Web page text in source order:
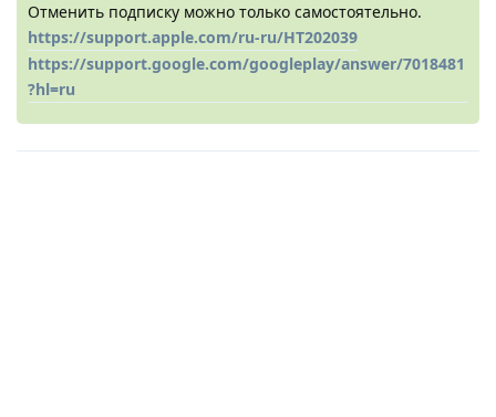
Отменить подписку можно только самостоятельно.
https://support.apple.com/ru-ru/HT202039
https://support.google.com/googleplay/answer/7018481
?hl=ru